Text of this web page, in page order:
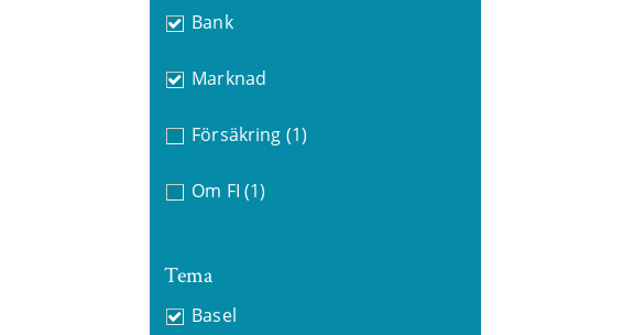
Bank
Marknad
Försäkring (1)
Om FI (1)
Tema
Basel